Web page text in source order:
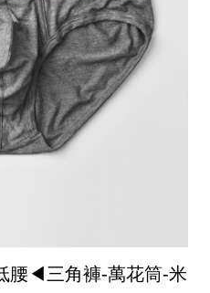
腰◀三角褲-萬花筒-米